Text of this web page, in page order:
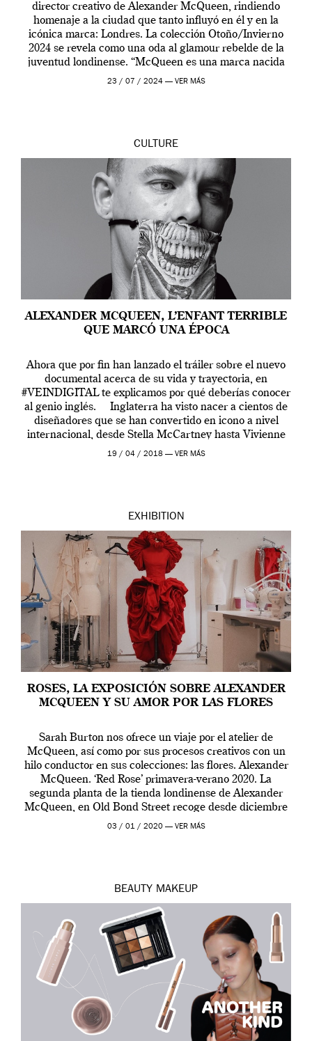
director creativo de Alexander McQueen, rindiendo
homenaje a la ciudad que tanto influyó en él y en la
icónica marca: Londres. La colección Otoño/Invierno
2024 se revela como una oda al glamour rebelde de la
juventud londinense. “McQueen es una marca nacida
en Londres y siempre ha […]
23 / 07 / 2024 — VER MÁS
CULTURE
ALEXANDER MCQUEEN, L’ENFANT TERRIBLE
QUE MARCÓ UNA ÉPOCA
Ahora que por fin han lanzado el tráiler sobre el nuevo
documental acerca de su vida y trayectoria, en
#VEINDIGITAL te explicamos por qué deberías conocer
al genio inglés. Inglaterra ha visto nacer a cientos de
diseñadores que se han convertido en icono a nivel
internacional, desde Stella McCartney hasta Vivienne
Westwood pasando […]
19 / 04 / 2018 — VER MÁS
EXHIBITION
ROSES, LA EXPOSICIÓN SOBRE ALEXANDER
MCQUEEN Y SU AMOR POR LAS FLORES
Sarah Burton nos ofrece un viaje por el atelier de
McQueen, así como por sus procesos creativos con un
hilo conductor en sus colecciones: las flores. Alexander
McQueen. ‘Red Rose’ primavera-verano 2020. La
segunda planta de la tienda londinense de Alexander
McQueen, en Old Bond Street recoge desde diciembre
de 2019 hasta final de abril […]
03 / 01 / 2020 — VER MÁS
BEAUTY MAKEUP